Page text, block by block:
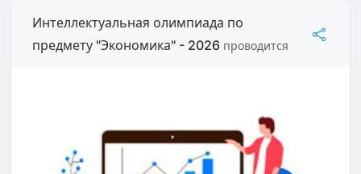
Интеллектуальная олимпиада по
предмету "Экономика" - 2026 проводится